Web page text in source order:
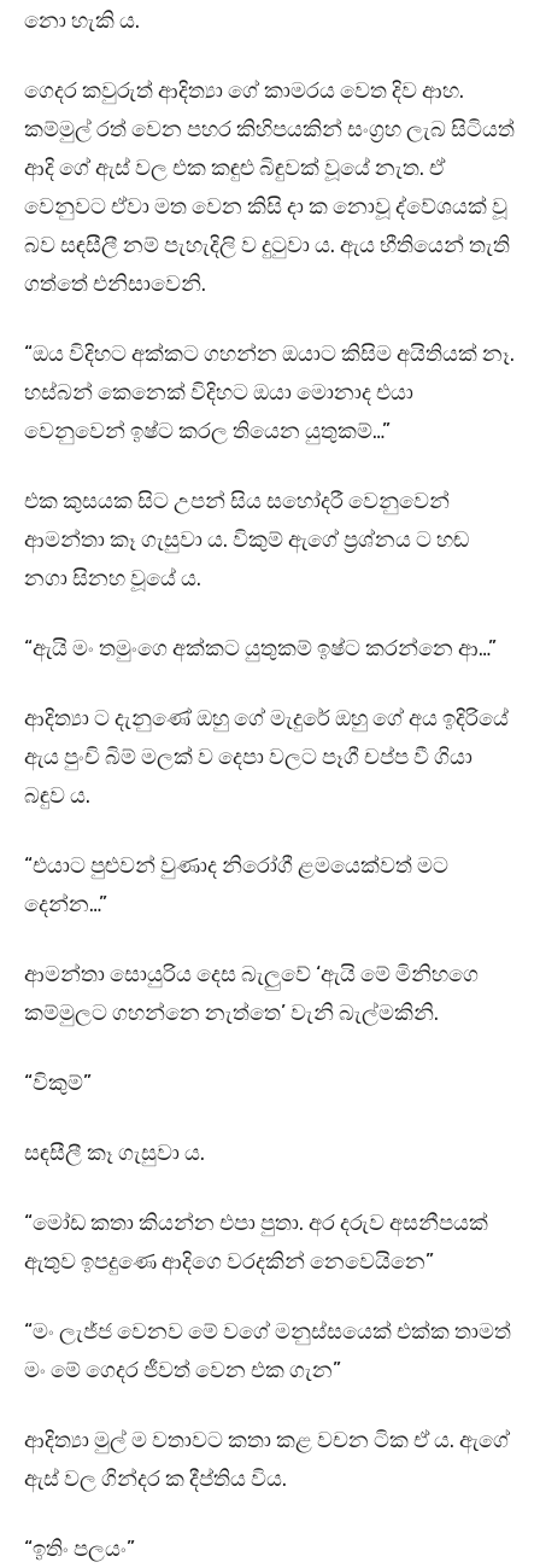
නො හැකි ය.
ගෙදර කවුරුත් ආදිත්‍යා ගේ කාමරය වෙත දිව ආහ.
කම්මුල් රත් වෙන පහර කිහිපයකින් සංග්‍රහ ලැබ සිටියත්
ආදි ගේ ඇස් වල එක කඳුළු බිඳුවක් වූයේ නැත. ඒ
වෙනුවට ඒවා මත වෙන කිසි දා ක නොවූ ද්වේශයක් වූ
බව සඳසීලී නම් පැහැදිලි ව දුටුවා ය. ඇය භීතියෙන් තැති
ගත්තේ එනිසාවෙනි.
“ඔය විදිහට අක්කට ගහන්න ඔයාට කිසිම අයිතියක් නෑ.
හස්බන් කෙනෙක් විදිහට ඔයා මොනාද එයා
වෙනුවෙන් ඉෂ්ට කරල තියෙන යුතුකම්…”
එක කුසයක සිට උපන් සිය සහෝදරී වෙනුවෙන්
ආමන්තා කෑ ගැසුවා ය. විකුම් ඇගේ ප්‍රශ්නය ට හඬ
නගා සිනහ වූයේ ය.
“ඇයි මං තමුංගෙ අක්කට යුතුකම් ඉෂ්ට කරන්නෙ ආ…”
ආදිත්‍යා ට දැනුණේ ඔහු ගේ මැදුරේ ඔහු ගේ අය ඉදිරියේ
ඇය පුංචි බිම් මලක් ව දෙපා වලට පෑගී චප්ප වී ගියා
බඳුව ය.
“එයාට පුළුවන් වුණාද නිරෝගී ළමයෙක්වත් මට
දෙන්න…”
ආමන්තා සොයුරිය දෙස බැලුවේ ‘ඇයි මේ මිනිහගෙ
කම්මුලට ගහන්නෙ නැත්තෙ’ වැනි බැල්මකිනි.
“විකුම්”
සඳසීලී කෑ ගැසුවා ය.
“මෝඩ කතා කියන්න එපා පුතා. අර දරුව අසනීපයක්
ඇතුව ඉපදුණෙ ආදිගෙ වරදකින් නෙවෙයිනෙ”
“මං ලැජ්ජ වෙනව මේ වගේ මනුස්සයෙක් එක්ක තාමත්
මං මේ ගෙදර ජීවත් වෙන එක ගැන”
ආදිත්‍යා මුල් ම වතාවට කතා කළ වචන ටික ඒ ය. ඇගේ
ඇස් වල ගින්දර ක දීප්තිය විය.
“ඉතිං පලයං”